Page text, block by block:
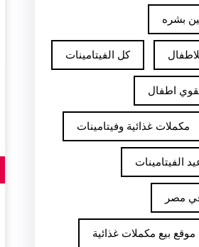
بشره
كل الفيتامينات
اطفال
مكملات غذائية وفيتامينات
الفيتامينات
في مصر
موقع بيع مكملات غذائية